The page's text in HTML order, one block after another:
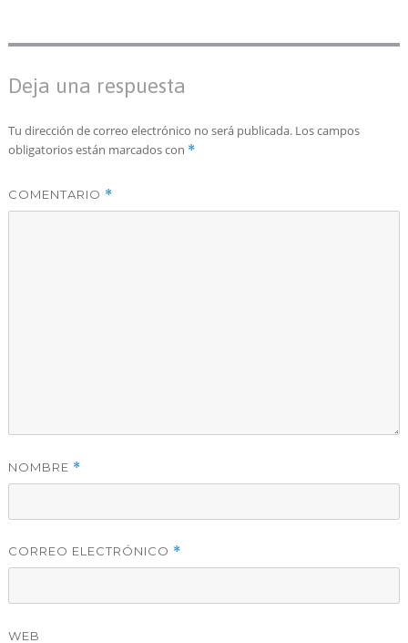
Deja una respuesta
Tu dirección de correo electrónico no será publicada. Los campos
obligatorios están marcados con *
COMENTARIO *
NOMBRE *
CORREO ELECTRÓNICO *
WEB